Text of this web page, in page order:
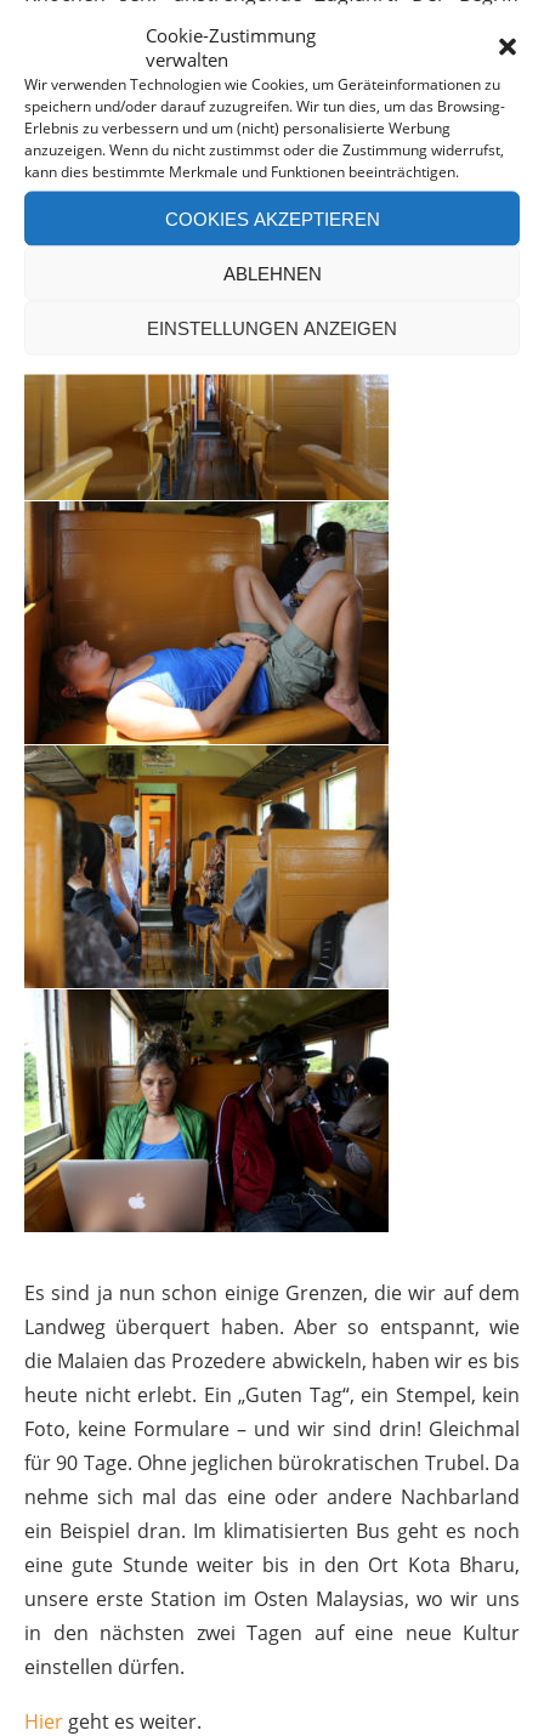
Cookie-Zustimmung
verwalten
Wir verwenden Technologien wie Cookies, um Geräteinformationen zu
speichern und/oder darauf zuzugreifen. Wir tun dies, um das Browsing-
Erlebnis zu verbessern und um (nicht) personalisierte Werbung
anzuzeigen. Wenn du nicht zustimmst oder die Zustimmung widerrufst,
kann dies bestimmte Merkmale und Funktionen beeinträchtigen.
COOKIES AKZEPTIEREN
ABLEHNEN
EINSTELLUNGEN ANZEIGEN
Holzklasse kommt schliesslich nicht irgendwo her. Die
Bänke sind aus harten Planken, die in unsere
Wirbelsäulen drücken. Trotz des spannenden Lebens
im Zug und der Landschaft durch die wir reisen, sind
wir sehr glücklich, als wir endlich am Grenzübergang
Sungai Golok ankommen.
Es sind ja nun schon einige Grenzen, die wir auf dem
Landweg überquert haben. Aber so entspannt, wie
die Malaien das Prozedere abwickeln, haben wir es bis
heute nicht erlebt. Ein „Guten Tag“, ein Stempel, kein
Foto, keine Formulare – und wir sind drin! Gleichmal
für 90 Tage. Ohne jeglichen bürokratischen Trubel. Da
nehme sich mal das eine oder andere Nachbarland
ein Beispiel dran. Im klimatisierten Bus geht es noch
eine gute Stunde weiter bis in den Ort Kota Bharu,
unsere erste Station im Osten Malaysias, wo wir uns
in den nächsten zwei Tagen auf eine neue Kultur
einstellen dürfen.
Hier geht es weiter.